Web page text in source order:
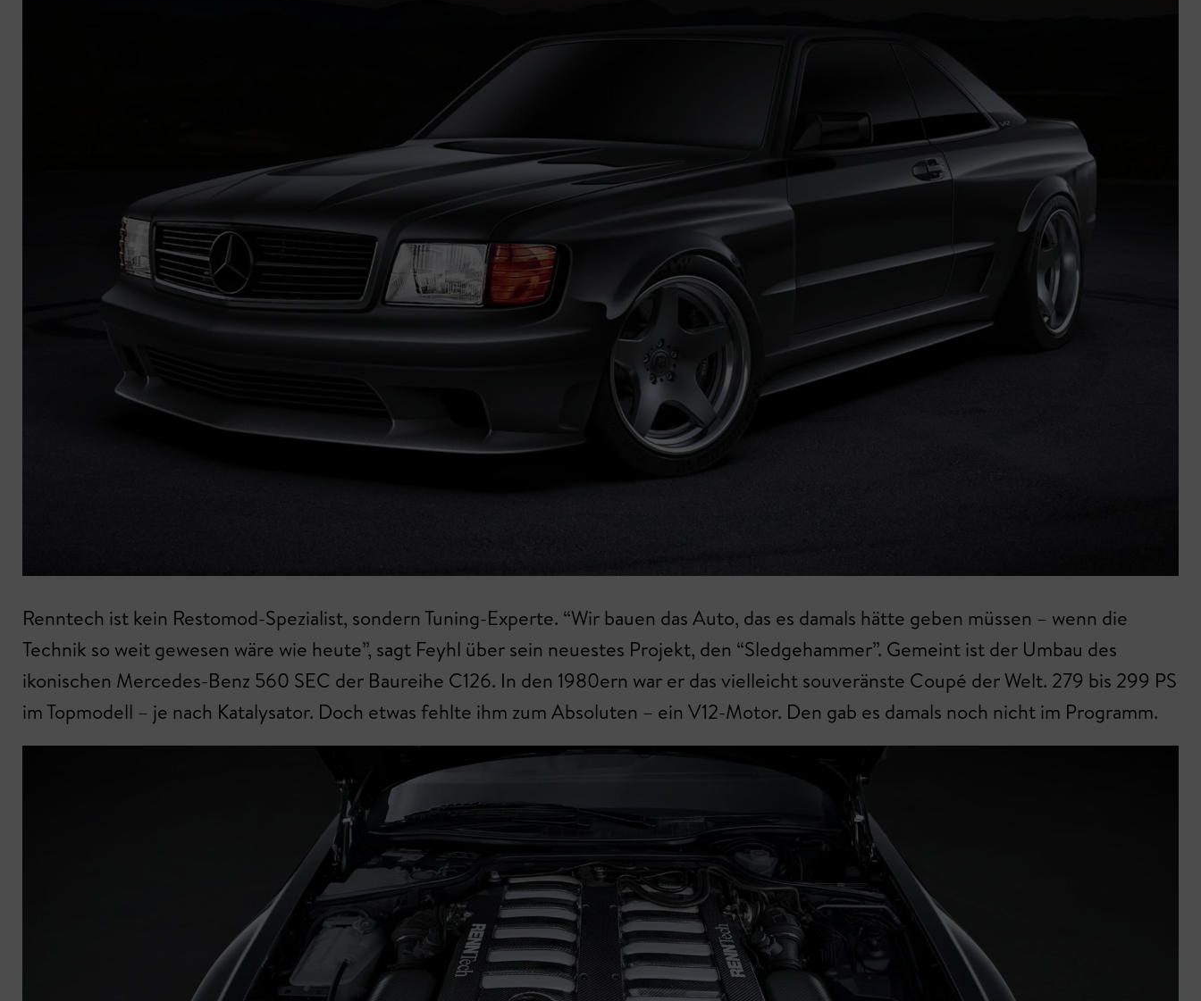
Renntech ist kein Restomod-Spezialist, sondern Tuning-Experte. “Wir bauen das Auto, das es damals hätte geben müssen – wenn die
Technik so weit gewesen wäre wie heute”, sagt Feyhl über sein neuestes Projekt, den “Sledgehammer”. Gemeint ist der Umbau des
ikonischen Mercedes-Benz 560 SEC der Baureihe C126. In den 1980ern war er das vielleicht souveränste Coupé der Welt. 279 bis 299 PS
im Topmodell – je nach Katalysator. Doch etwas fehlte ihm zum Absoluten – ein V12-Motor. Den gab es damals noch nicht im Programm.